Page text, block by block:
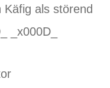
als störend
_x000D_